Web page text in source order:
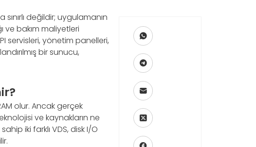
değildir; uygulamanın
ve bakım maliyetleri
servisleri, yönetim panelleri,
bir sunucu,
olur. Ancak gerçek
ve kaynakların ne
iki farklı VDS, disk I/O